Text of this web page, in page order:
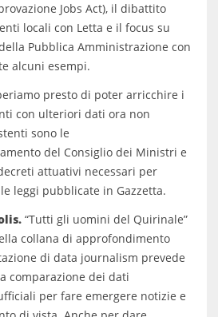
Jobs Act), il dibattito
locali con Letta e il focus su
Pubblica Amministrazione con
alcuni esempi.
presto di poter arricchire i
con ulteriori dati ora non
sono le
del Consiglio dei Ministri e
attuativi necessari per
leggi pubblicate in Gazzetta.
“Tutti gli uomini del Quirinale”
collana di approfondimento
di data journalism prevede
comparazione dei dati
per fare emergere notizie e